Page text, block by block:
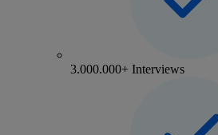
3.000.000+ Interviews